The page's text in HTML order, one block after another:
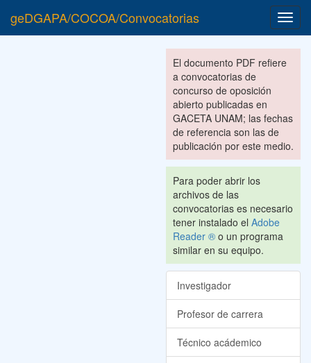
geDGAPA/COCOA/Convocatorias
El documento PDF refiere
a convocatorias de
concurso de oposición
abierto publicadas en
GACETA UNAM; las fechas
de referencia son las de
publicación por este medio.
Para poder abrir los
archivos de las
convocatorias es necesario
tener instalado el Adobe
Reader ® o un programa
similar en su equipo.
Investigador
Profesor de carrera
Técnico acádemico